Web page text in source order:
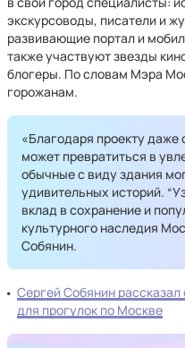
экскурсоводы, писатели и
развивающие портал и
также участвуют звезды
блогеры. По словам Мэра
горожанам.
«Благодаря проекту даже
может превратиться в
обычные с виду здания
удивительных историй.
вклад в сохранение и
культурного наследия
Собянин.
Сергей Собянин
для прогулок по Москве